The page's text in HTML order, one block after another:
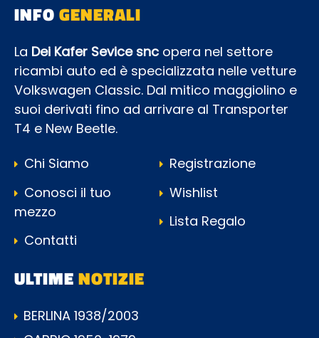
INFOGENERALI
La Dei Kafer Sevice snc opera nel settore
ricambi auto ed è specializzata nelle vetture
Volkswagen Classic. Dal mitico maggiolino e
suoi derivati fino ad arrivare al Transporter
T4 e New Beetle.
Chi Siamo
Conosci il tuo
mezzo
Contatti
Registrazione
Wishlist
Lista Regalo
ULTIMENOTIZIE
BERLINA 1938/2003